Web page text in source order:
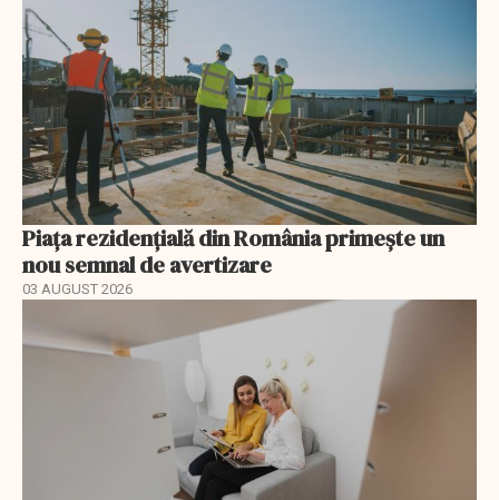
Piața rezidențială din România primește un
nou semnal de avertizare
03 AUGUST 2026